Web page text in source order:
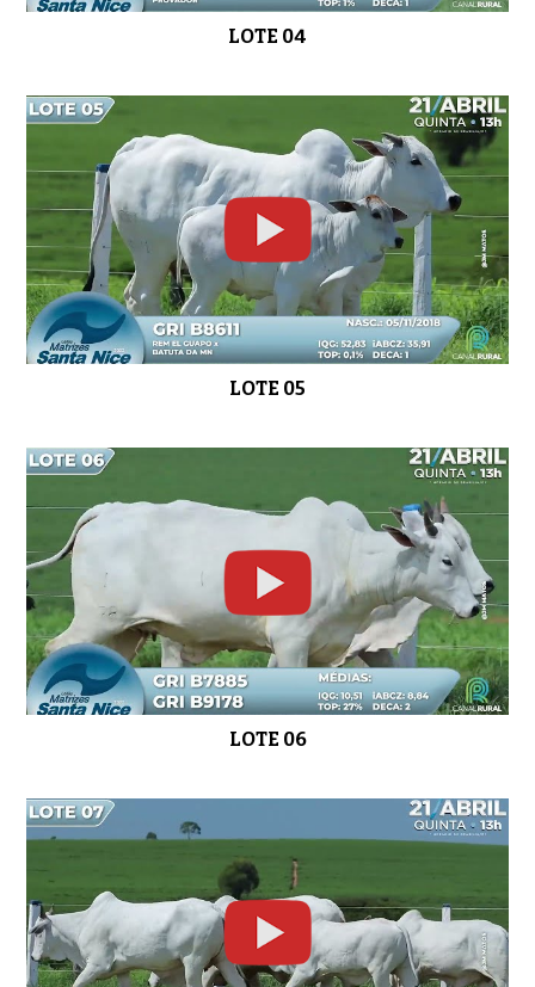
LOTE 15
0:58 LOTE 16
LOTE 17
01:04 LOTE 19
01:03
0:51 LOTE 21
LOTE 04
LOTE 05
LOTE 06